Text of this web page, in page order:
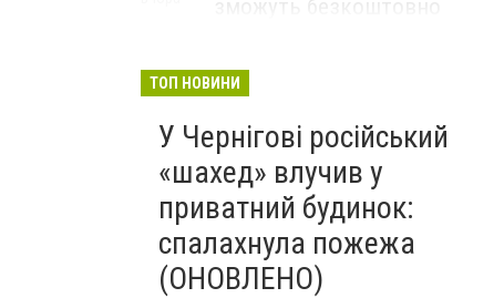
зможуть безкоштовно
ТОП НОВИНИ
У Чернігові російський
«шахед» влучив у
приватний будинок:
спалахнула пожежа
(ОНОВЛЕНО)